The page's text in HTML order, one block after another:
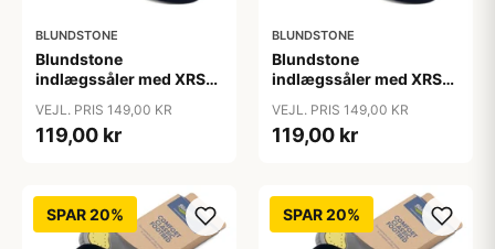
BLUNDSTONE
Blundstone
indlægssåler med XRS
VEJL. PRIS 149,00 KR
119,00 kr
BLUNDSTONE
Blundstone
indlægssåler med XRS
VEJL. PRIS 149,00 KR
119,00 kr
SPAR 20% SPAR 20%